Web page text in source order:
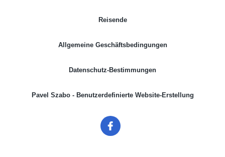
Reisende
Allgemeine Geschäftsbedingungen
Datenschutz-Bestimmungen
Pavel Szabo - Benutzerdefinierte Website-Erstellung